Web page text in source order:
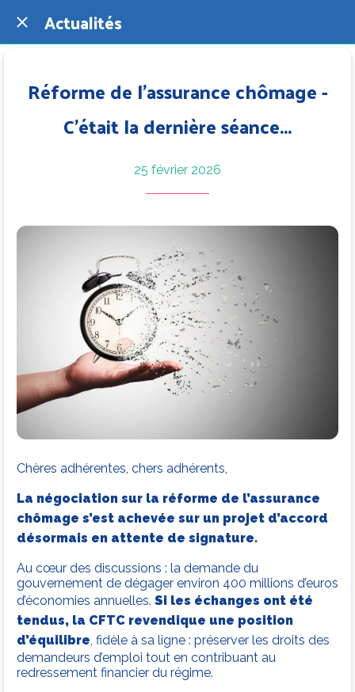
Actualités
Réforme de l'assurance chômage -
C'était la dernière séance...
25 février 2026
Chères adhérentes, chers adhérents,
La négociation sur la réforme de l’assurance
chômage s’est achevée sur un projet d’accord
désormais en attente de signature.
Au cœur des discussions : la demande du
gouvernement de dégager environ 400 millions d’euros
d’économies annuelles. Si les échanges ont été
tendus, la CFTC revendique une position
d’équilibre, fidèle à sa ligne : préserver les droits des
demandeurs d’emploi tout en contribuant au
redressement financier du régime.